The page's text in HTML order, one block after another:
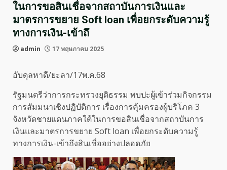
ในการขอสินเชื่อจากสถาบันการเงินและ
มาตรการขยาย Soft loan เพื่อยกระดับความรู้
ทางการเงิน-เข้าถึ
admin 17 พฤษภาคม 2025
อับดุลหาดี/ยะลา/17พ.ค.68
รัฐมนตรีว่าการกระทรวงยุติธรรม พบปะผู้เข้าร่วมกิจกรรม
การสัมมนาเชิงปฏิบัติการ เรื่องการคุ้มครองผู้บริโภค 3
จังหวัดชายแดนภาคใต้ในการขอสินเชื่อจากสถาบันการ
เงินและมาตรการขยาย Soft loan เพื่อยกระดับความรู้
ทางการเงิน-เข้าถึงสินเชื่ออย่างปลอดภัย